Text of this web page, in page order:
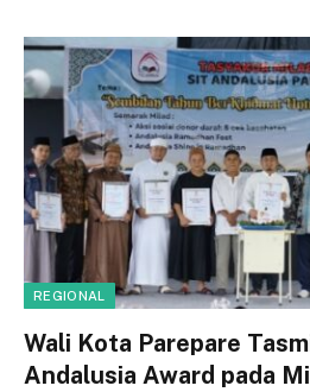
REGIONAL
Wali Kota Parepare
Andalusia Award pada